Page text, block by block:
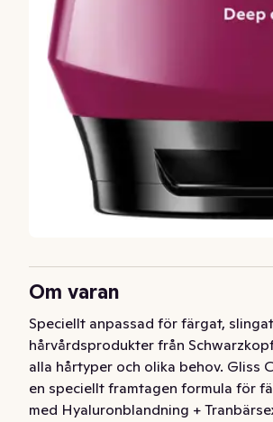
Om varan
Speciellt anpassad för färgat,
hårvårdsprodukter från
alla hårtyper och olika behov. Gliss
en speciellt framtagen formula för
med Hyaluronblandning +